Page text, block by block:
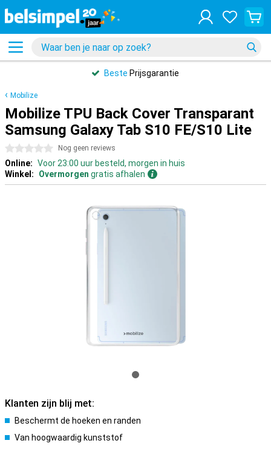
Beste Prijsgarantie
Mobilize
Mobilize TPU Back Cover Transparant
Samsung Galaxy Tab S10 FE/S10 Lite
0 sterren Nog geen reviews
Online: Voor 23:00 uur besteld, morgen in huis
Winkel:
Overmorgen gratis afhalen
Klanten zijn blij met:
Beschermt de hoeken en randen
Van hoogwaardig kunststof